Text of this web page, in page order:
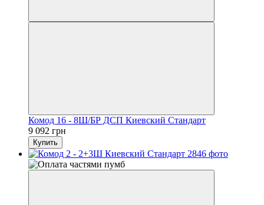
Комод 16 - 8Ш/БР ДСП Киевский Стандарт
9 092 грн
Купить